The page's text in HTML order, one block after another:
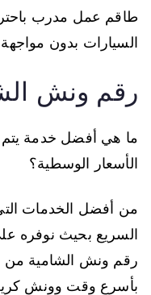
طاقم عمل مدرب
السيارات بدون
رقم ونش
ما هي أفضل خدمة يتم
الأسعار الوسطية؟
من أفضل الخدمات
رقم ونش الشامية من
بأسرع وقت وونش